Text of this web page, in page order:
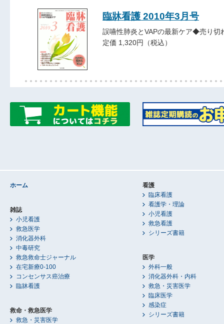
臨牀看護 2010年3月号
誤嚥性肺炎とVAPの最新ケア◆売り
定価 1,320円（税込）
ホーム
雑誌
小児看護
救急医学
消化器外科
中毒研究
救急救命士ジャーナル
在宅新療0-100
コンセンサス癌治療
臨牀看護
救命・救急医学
救急・災害医学
看護
臨床看護
看護学・理論
小児看護
救急看護
シリーズ書籍
医学
外科一般
消化器外科・内科
救急・災害医学
臨床医学
感染症
シリーズ書籍